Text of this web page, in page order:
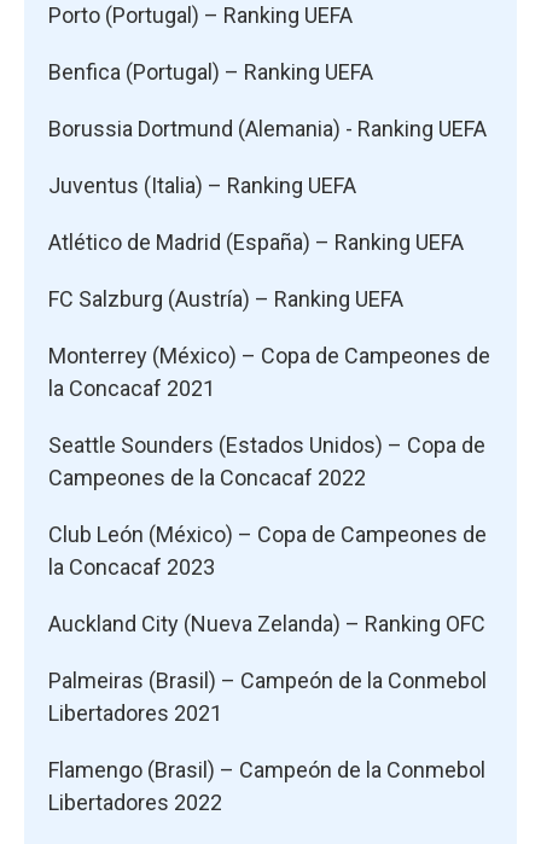
Porto (Portugal) – Ranking UEFA
Benfica (Portugal) – Ranking UEFA
Borussia Dortmund (Alemania) - Ranking UEFA
Juventus (Italia) – Ranking UEFA
Atlético de Madrid (España) – Ranking UEFA
FC Salzburg (Austría) – Ranking UEFA
Monterrey (México) – Copa de Campeones de
la Concacaf 2021
Seattle Sounders (Estados Unidos) – Copa de
Campeones de la Concacaf 2022
Club León (México) – Copa de Campeones de
la Concacaf 2023
Auckland City (Nueva Zelanda) – Ranking OFC
Palmeiras (Brasil) – Campeón de la Conmebol
Libertadores 2021
Flamengo (Brasil) – Campeón de la Conmebol
Libertadores 2022